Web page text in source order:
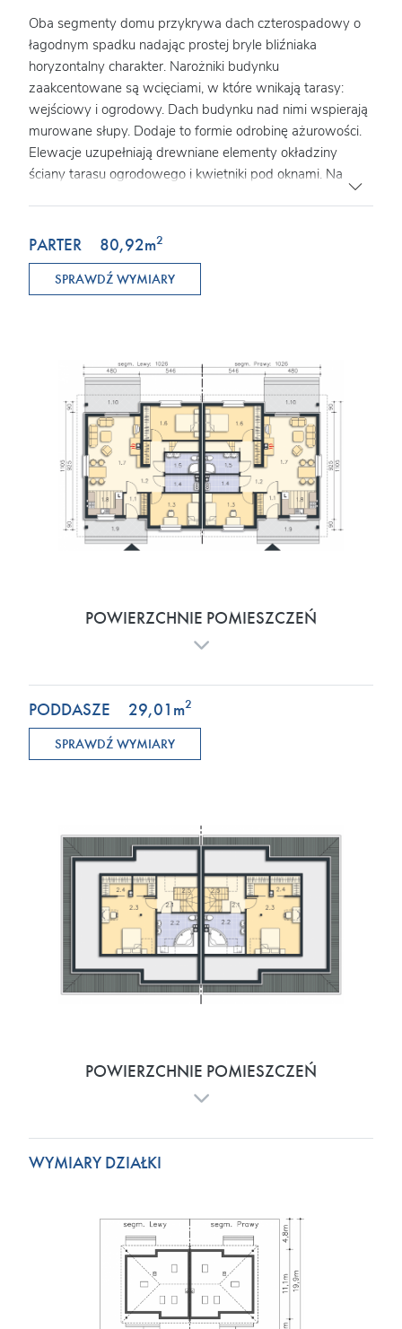
Oba segmenty domu przykrywa dach czterospadowy o
łagodnym spadku nadając prostej bryle bliźniaka
horyzontalny charakter. Narożniki budynku
zaakcentowane są wcięciami, w które wnikają tarasy:
wejściowy i ogrodowy. Dach budynku nad nimi wspierają
murowane słupy. Dodaje to formie odrobinę ażurowości.
Elewacje uzupełniają drewniane elementy okładziny
ściany tarasu ogrodowego i kwietniki pod oknami. Na
parterze, zaraz za wiatrołapem ma miejsce pokój dzienny
kuchnią. Znajdują się tu również dwie sypialnie, łazienka,
kotłownia, wnęki na szafy oraz schody na poddasze,
gdzie zlokalizowano sypialnię z łazienką i garderobą.
PARTER 80,92m2
SPRAWDŹ WYMIARY
POWIERZCHNIE POMIESZCZEŃ
PODDASZE 29,01 m2
SPRAWDŹ WYMIARY
POWIERZCHNIE POMIESZCZEŃ
WYMIARY DZIAŁKI